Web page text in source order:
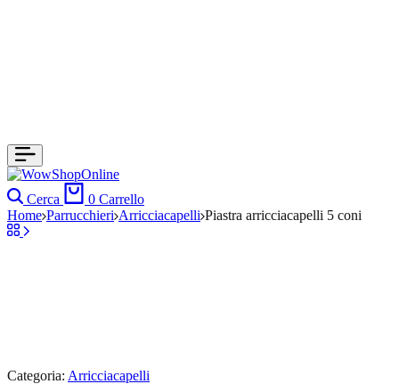
Cerca 0 Carrello
Home Parrucchieri Arricciacapelli Piastra arricciacapelli 5 coni
Categoria: Arricciacapelli